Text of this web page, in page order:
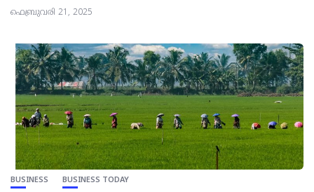
ഫെബ്രുവരി 21, 2025
BUSINESS BUSINESS TODAY